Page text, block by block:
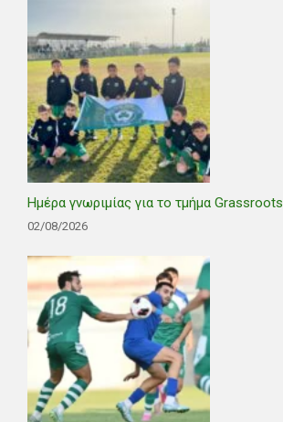
Ημέρα γνωριμίας για το τμήμα Grassroots
02/08/2026